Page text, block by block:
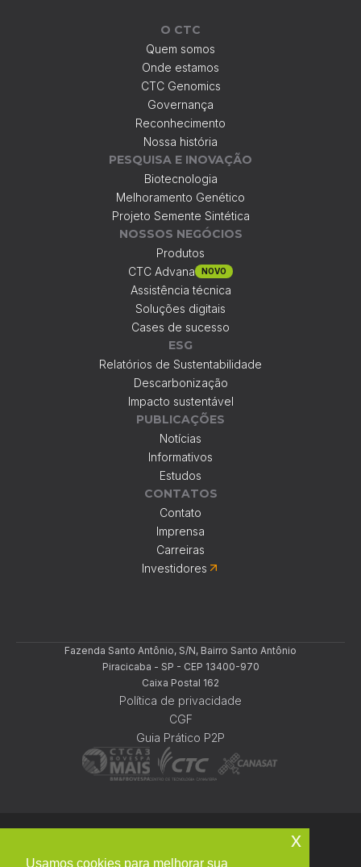
O CTC
Quem somos
Onde estamos
CTC Genomics
Governança
Reconhecimento
Nossa história
PESQUISA E INOVAÇÃO
Biotecnologia
Melhoramento Genético
Projeto Semente Sintética
NOSSOS NEGÓCIOS
Produtos
CTC Advana
NOVO
Assistência técnica
Soluções digitais
Cases de sucesso
ESG
Relatórios de Sustentabilidade
Descarbonização
Impacto sustentável
PUBLICAÇÕES
Notícias
Informativos
Estudos
CONTATOS
Contato
Imprensa
Carreiras
Investidores
Fazenda Santo Antônio, S/N, Bairro Santo Antônio
Piracicaba - SP - CEP 13400-970
Caixa Postal 162
Política de privacidade
CGF
Guia Prático P2P
Usamos cookies para melhorar sua
x